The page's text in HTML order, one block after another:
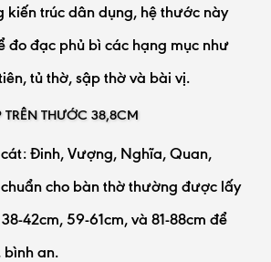
kiến trúc dân dụng, hệ thước này
đo đạc phủ bì các hạng mục như
tủ thờ, sập thờ và bài vị.
THƯỚC 38,8CM
Đinh, Vượng, Nghĩa, Quan,
cho bàn thờ thường được lấy
42cm, 59-61cm, và 81-88cm để
bình an.